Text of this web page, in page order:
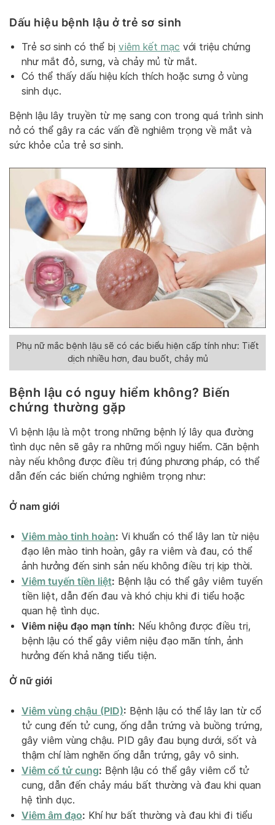
Dấu hiệu bệnh lậu ở trẻ sơ sinh
Trẻ sơ sinh có thể bị viêm kết mạc với triệu chứng
như mắt đỏ, sưng, và chảy mủ từ mắt.
Có thể thấy dấu hiệu kích thích hoặc sưng ở vùng
sinh dục.
Bệnh lậu lây truyền từ mẹ sang con trong quá trình sinh
nở có thể gây ra các vấn đề nghiêm trọng về mắt và
sức khỏe của trẻ sơ sinh.
Phụ nữ mắc bệnh lậu sẽ có các biểu hiện cấp tính như: Tiết
dịch nhiều hơn, đau buốt, chảy mủ
Bệnh lậu có nguy hiểm không? Biến
chứng thường gặp
Vì bệnh lậu là một trong những bệnh lý lây qua đường
tình dục nên sẽ gây ra những mối nguy hiểm. Căn bệnh
này nếu không được điều trị đúng phương pháp, có thể
dẫn đến các biến chứng nghiêm trọng như:
Ở nam giới
Viêm mào tinh hoàn: Vi khuẩn có thể lây lan từ niệu
đạo lên mào tinh hoàn, gây ra viêm và đau, có thể
ảnh hưởng đến sinh sản nếu không điều trị kịp thời.
Viêm tuyến tiền liệt: Bệnh lậu có thể gây viêm tuyến
tiền liệt, dẫn đến đau và khó chịu khi đi tiểu hoặc
quan hệ tình dục.
Viêm niệu đạo mạn tính: Nếu không được điều trị,
bệnh lậu có thể gây viêm niệu đạo mãn tính, ảnh
hưởng đến khả năng tiểu tiện.
Ở nữ giới
Viêm vùng chậu (PID): Bệnh lậu có thể lây lan từ cổ
tử cung đến tử cung, ống dẫn trứng và buồng trứng,
gây viêm vùng chậu. PID gây đau bụng dưới, sốt và
thậm chí làm nghẽn ống dẫn trứng, gây vô sinh.
Viêm cổ tử cung: Bệnh lậu có thể gây viêm cổ tử
cung, dẫn đến chảy máu bất thường và đau khi quan
hệ tình dục.
Viêm âm đạo: Khí hư bất thường và đau khi đi tiểu